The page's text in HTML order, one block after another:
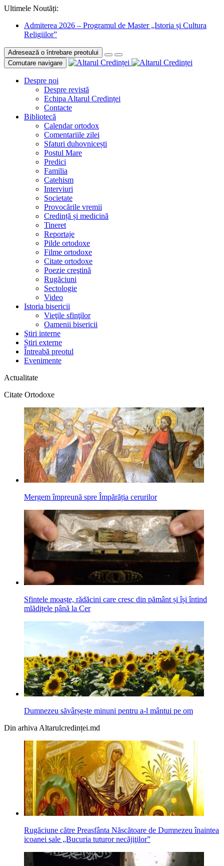
Ultimele Noutăți:
Admiterea 2026 – Programul de Master „Istoria și Cultura
Religiilor”
Adresează o întrebare preotului
Comutare navigare
Despre noi
Despre revistă
Echipa Altarul Credinței
Contacte
Bibliotecă
Calendar ortodox
Comentariile zilei
Sfaturi duhovnicești
Postul Mare
Predici
Familia
Catehism
Interviuri
Societate
Provocările vremii
Credință și medicină
Tineret
Reportaje
Pilde ortodoxe
Filme ortodoxe
Citate ortodoxe
Poezie creştină
Rugăciuni
Sectologie
Video
Istoria bisericii
Vieţile sfinţilor
Oamenii bisericii
Ştiri interne
Știri externe
Întreabă preotul
Evenimente
Actualitate
Citate Ortodoxe
Mergem împreună spre Împărăția cerurilor
Sfintele moaște, rădăcini care cresc din pământ și își întind
mlădițele până la Cer
Dumnezeu săvârșește minuni pentru a-l mântui pe om
Din arhiva Altarulcredinței.md
Rugăciune către Preasfânta Născătoare de Dumnezeu înaintea
icoanei sale „Bucuria tuturor necăjiţilor”